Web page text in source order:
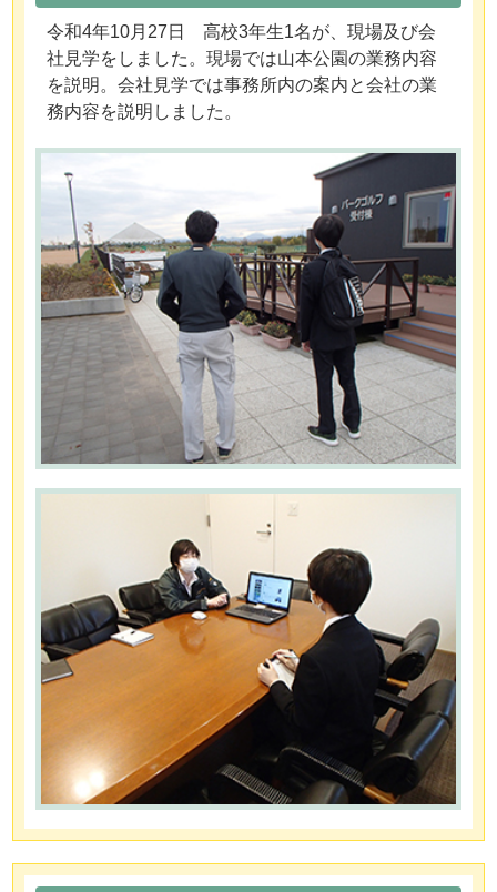
令和4年10月27日 高校3年生1名が、現場及び会
社見学をしました。現場では山本公園の業務内容
を説明。会社見学では事務所内の案内と会社の業
務内容を説明しました。